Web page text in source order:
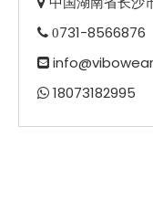
 0731-8566876

 18073182995